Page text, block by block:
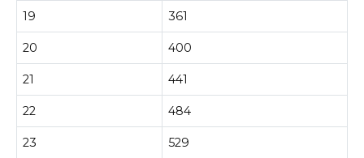
19 361
20 400
21 441
22 484
23 529